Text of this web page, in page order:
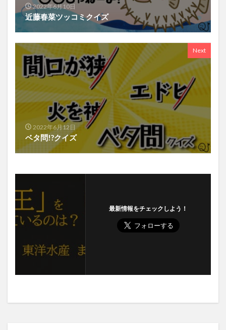
2022年6月10日
近藤春菜ツッコミクイズ
Next
2022年6月12日
ベタ問!?クイズ
最新情報をチェックしよう！